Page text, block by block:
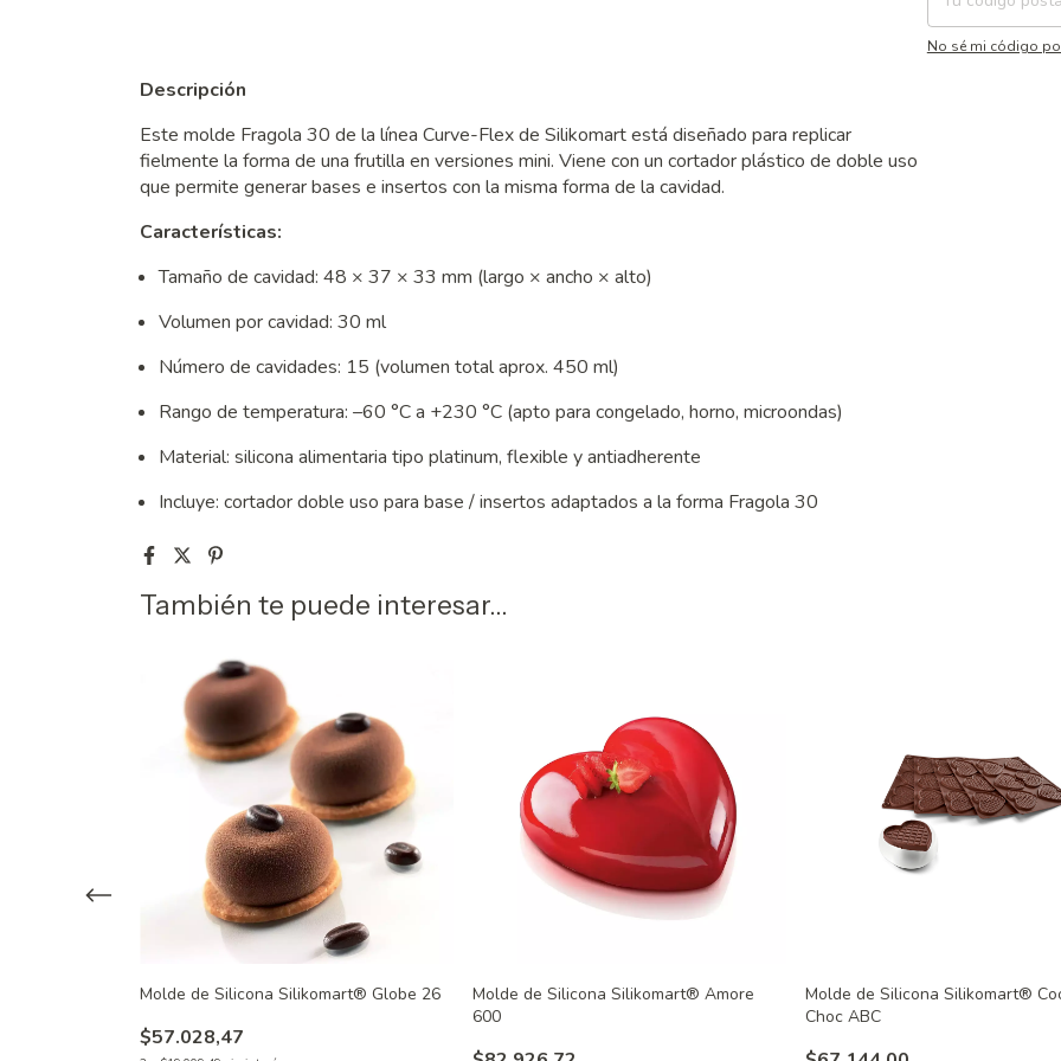
No sé mi código
Descripción
Este molde Fragola 30 de la línea Curve-Flex de Silikomart está diseñado para replicar
fielmente la forma de una frutilla en versiones mini. Viene con un cortador plástico de doble uso
que permite generar bases e insertos con la misma forma de la cavidad.
Características:
Tamaño de cavidad: 48 × 37 × 33 mm (largo × ancho × alto)
Volumen por cavidad: 30 ml
Número de cavidades: 15 (volumen total aprox. 450 ml)
Rango de temperatura: –60 °C a +230 °C (apto para congelado, horno, microondas)
Material: silicona alimentaria tipo platinum, flexible y antiadherente
Incluye: cortador doble uso para base / insertos adaptados a la forma Fragola 30
También te puede interesar...
Molde de Silicona Silikomart® Globe 26
$57.028,47
Molde de Silicona Silikomart® Amore
600
Molde de Silicona Silikomart®
Choc ABC